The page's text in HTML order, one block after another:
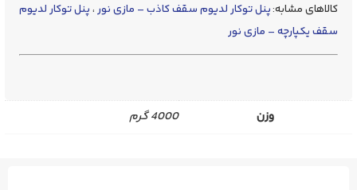
کالاهای مشابه:پنل توکار لدیوم سقف کاذب – مازی نور ، پنل توکار لدیوم
سقف یکپارچه – مازی نور
وزن 4000 گرم